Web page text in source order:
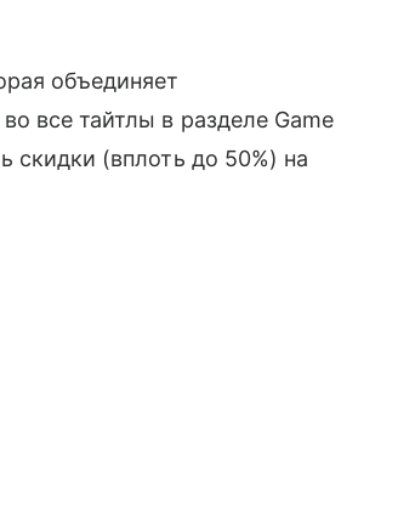
объединяет
все тайтлы в разделе Game
скидки (вплоть до 50%) на